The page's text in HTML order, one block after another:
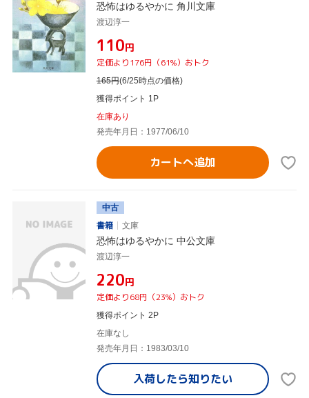
恐怖はゆるやかに 角川文庫
渡辺淳一
¥110円
定価より176円（61%）おトク
165円(6/25時点の価格)
獲得ポイント 1P
在庫あり
発売年月日：1977/06/10
カートへ追加
中古
書籍
文庫
恐怖はゆるやかに 中公文庫
渡辺淳一
¥220円
定価より68円（23%）おトク
獲得ポイント 2P
在庫なし
発売年月日：1983/03/10
入荷したら知りたい